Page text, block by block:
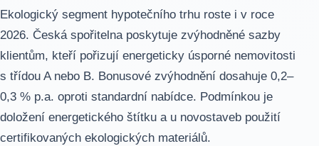
Ekologický segment hypotečního trhu roste i v roce
2026. Česká spořitelna poskytuje zvýhodněné sazby
klientům, kteří pořizují energeticky úsporné nemovitosti
s třídou A nebo B. Bonusové zvýhodnění dosahuje 0,2–
0,3 % p.a. oproti standardní nabídce. Podmínkou je
doložení energetického štítku a u novostaveb použití
certifikovaných ekologických materiálů.